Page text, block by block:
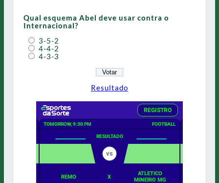
Qual esquema Abel deve usar contra o
Internacional?
3-5-2
4-4-2
4-3-3
Resultado